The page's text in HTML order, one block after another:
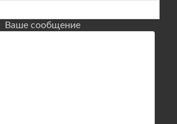
Ваше сообщение